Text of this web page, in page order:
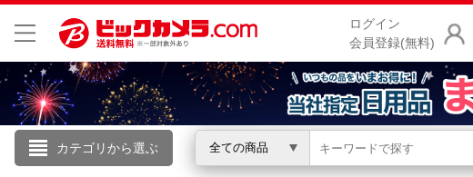
ログイン
会員登録(無料)
カテゴリから選ぶ 全ての商品
こんにちは